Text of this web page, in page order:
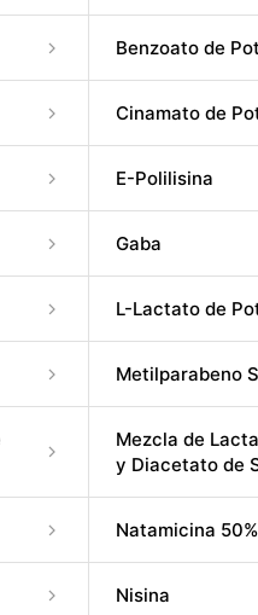
Benzoato de
Cinamato de
E-Polilisina
Gaba
L-Lactato de
Metilparabeno
Mezcla de
y Diacetato de
Natamicina
Nisina